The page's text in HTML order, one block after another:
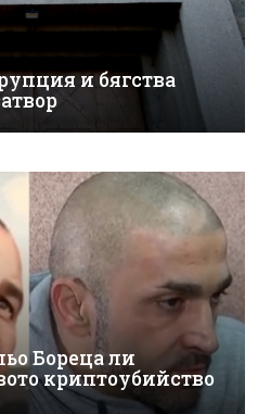
и бягства
Бореца ли
криптоубийство